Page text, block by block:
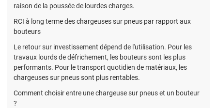
raison de la poussée de lourdes charges.
RCI à long terme des chargeuses sur pneus par rapport aux
bouteurs
Le retour sur investissement dépend de l'utilisation. Pour les
travaux lourds de défrichement, les bouteurs sont les plus
performants. Pour le transport quotidien de matériaux, les
chargeuses sur pneus sont plus rentables.
Comment choisir entre une chargeuse sur pneus et un bouteur
?